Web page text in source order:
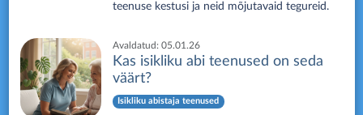
teenuse kestusi ja neid mõjutavaid tegureid.
Avaldatud: 05.01.26
Kas isikliku abi teenused on seda
väärt?
Isikliku abistaja teenused